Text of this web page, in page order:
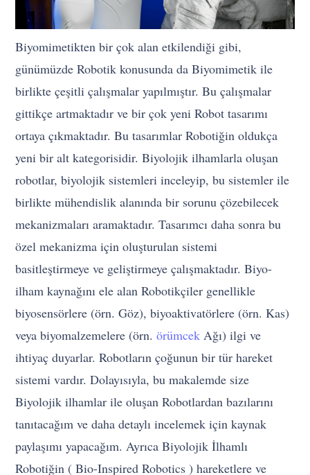
Biyomimetikten bir çok alan etkilendiği gibi,
günümüzde Robotik konusunda da Biyomimetik ile
birlikte çeşitli çalışmalar yapılmıştır. Bu çalışmalar
gittikçe artmaktadır ve bir çok yeni Robot tasarımı
ortaya çıkmaktadır. Bu tasarımlar Robotiğin oldukça
yeni bir alt kategorisidir. Biyolojik ilhamlarla oluşan
robotlar, biyolojik sistemleri inceleyip, bu sistemler ile
birlikte mühendislik alanında bir sorunu çözebilecek
mekanizmaları aramaktadır. Tasarımcı daha sonra bu
özel mekanizma için oluşturulan sistemi
basitleştirmeye ve geliştirmeye çalışmaktadır. Biyo-
ilham kaynağını ele alan Robotikçiler genellikle
biyosensörlere (örn. Göz), biyoaktivatörlere (örn. Kas)
veya biyomalzemelere (örn.örümcek Ağı) ilgi ve
ihtiyaç duyarlar. Robotların çoğunun bir tür hareket
sistemi vardır. Dolayısıyla, bu makalemde size
Biyolojik ilhamlar ile oluşan Robotlardan bazılarını
tanıtacağım ve daha detaylı incelemek için kaynak
paylaşımı yapacağım. Ayrıca Biyolojik İlhamlı
Robotiğin ( Bio-Inspired Robotics ) hareketlere ve